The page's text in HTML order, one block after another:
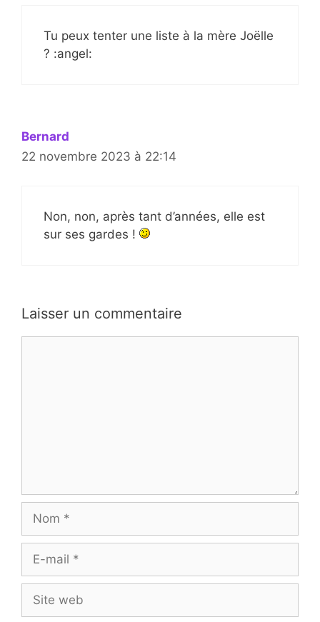
Tu peux tenter une liste à la mère Joëlle
? :angel:
Bernard
22 novembre 2023 à 22:14
Non, non, après tant d’années, elle est
sur ses gardes !
Laisser un commentaire
Nom
Site
web